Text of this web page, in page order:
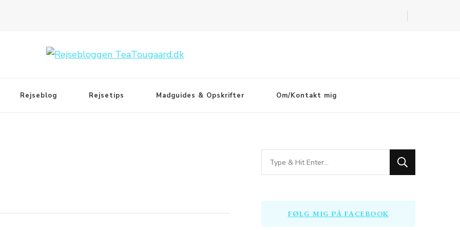
Rejseblog Rejsetips Madguides & Opskrifter Om/Kontakt mig
Looking
for
FØLG MIG PÅ FACEBOOK